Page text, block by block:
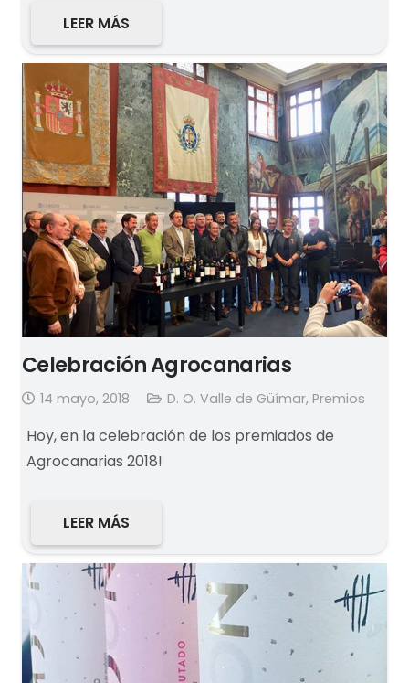
LEER MÁS
Celebración Agrocanarias
14 mayo, 2018 D. O. Valle de Güímar, Premios
Hoy, en la celebración de los premiados de
Agrocanarias 2018!
LEER MÁS